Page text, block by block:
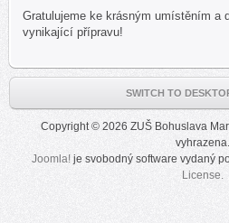
Gratulujeme ke krásným umístěním a
vynikající přípravu!
SWITCH TO
Copyright © 2026 ZUŠ Bohuslava
vyhrazena.
Joomla! je svobodný software vydaný
License.